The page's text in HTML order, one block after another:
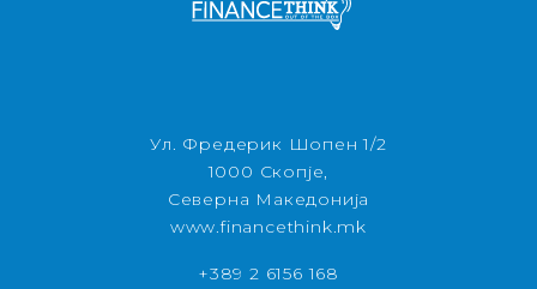
Ул. Фредерик Шопен 1/2
1000 Скопје,
Северна Македонија
www.financethink.mk
+389 2 6156 168